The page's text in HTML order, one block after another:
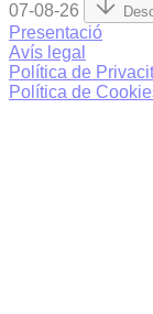
07-08-26
Presentació
Avís legal
Política de
Política de